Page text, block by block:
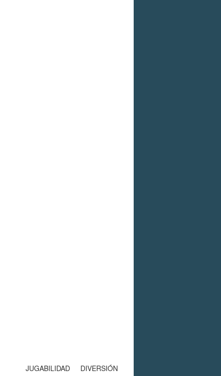
DIVERSIÓN
JUGABILIDAD